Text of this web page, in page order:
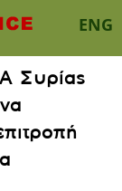
ENG
Συρίας